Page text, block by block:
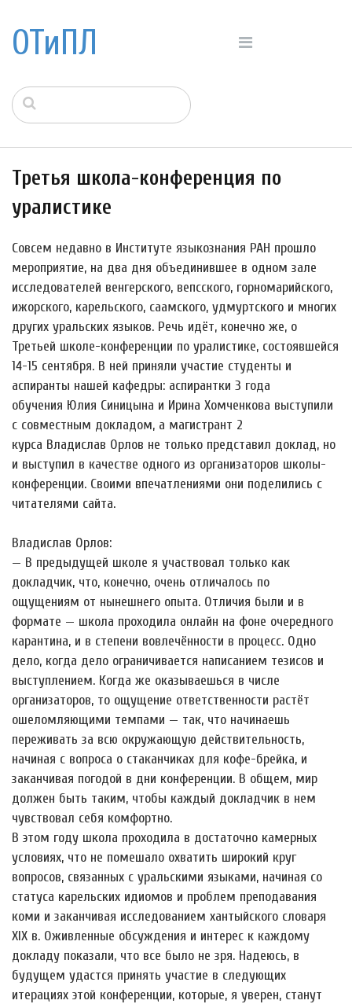
ОТиПЛ
Третья школа-конференция по
уралистике
Совсем недавно в Институте языкознания РАН прошло
мероприятие, на два дня объединившее в одном зале
исследователей венгерского, вепсского, горномарийского,
ижорского, карельского, саамского, удмуртского и многих
других уральских языков. Речь идёт, конечно же, о
Третьей школе-конференции по уралистике, состоявшейся
14-15 сентября. В ней приняли участие студенты и
аспиранты нашей кафедры: аспирантки 3 года
обучения Юлия Синицына и Ирина Хомченкова выступили
с совместным докладом, а магистрант 2
курса Владислав Орлов не только представил доклад, но
и выступил в качестве одного из организаторов школы-
конференции. Своими впечатлениями они поделились с
читателями сайта.
Владислав Орлов:
— В предыдущей школе я участвовал только как
докладчик, что, конечно, очень отличалось по
ощущениям от нынешнего опыта. Отличия были и в
формате — школа проходила онлайн на фоне очередного
карантина, и в степени вовлечённости в процесс. Одно
дело, когда дело ограничивается написанием тезисов и
выступлением. Когда же оказываешься в числе
организаторов, то ощущение ответственности растёт
ошеломляющими темпами — так, что начинаешь
переживать за всю окружающую действительность,
начиная с вопроса о стаканчиках для кофе-брейка, и
заканчивая погодой в дни конференции. В общем, мир
должен быть таким, чтобы каждый докладчик в нем
чувствовал себя комфортно.
В этом году школа проходила в достаточно камерных
условиях, что не помешало охватить широкий круг
вопросов, связанных с уральскими языками, начиная со
статуса карельских идиомов и проблем преподавания
коми и заканчивая исследованием хантыйского словаря
XIX в. Оживленные обсуждения и интерес к каждому
докладу показали, что все было не зря. Надеюсь, в
будущем удастся принять участие в следующих
итерациях этой конференции, которые, я уверен, станут